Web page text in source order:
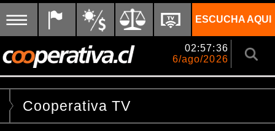
ESCUCHA AQUI
02:57:36
6/ago/2026
Cooperativa TV